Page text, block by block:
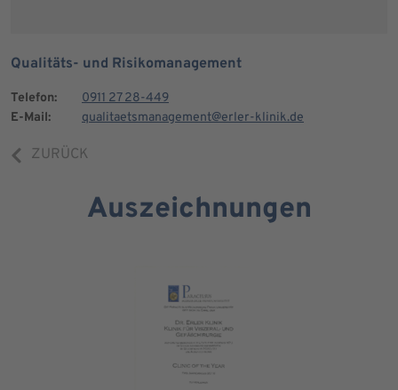
Qualitäts- und Risikomanagement
Telefon:
0911 27 28-449
E-Mail:
qualitaetsmanagement@erler-klinik.de
ZURÜCK
Auszeichnungen